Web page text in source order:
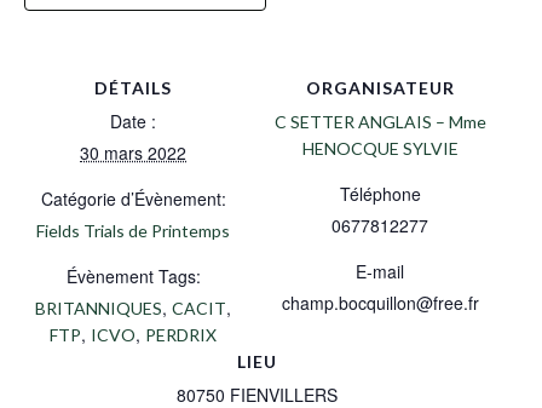
DÉTAILS
Date :
30 mars 2022
Catégorie d’Évènement:
Fields Trials de Printemps
Évènement Tags:
BRITANNIQUES, CACIT,
FTP, ICVO, PERDRIX
LIEU
80750 FIENVILLERS
ORGANISATEUR
C SETTER ANGLAIS – Mme
HENOCQUE SYLVIE
Téléphone
0677812277
E-mail
champ.bocquillon@free.fr